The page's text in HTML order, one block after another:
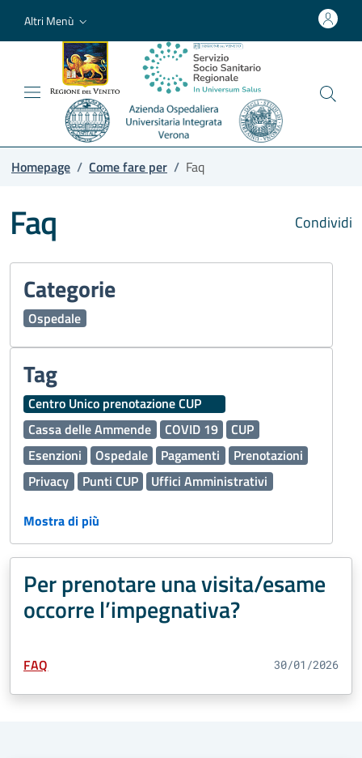
Altri Menù
Homepage / Come fare per / Faq
Condividi
Faq
Categorie
Ospedale
Tag
Centro Unico prenotazione CUP
Cassa delle Ammende
COVID 19
CUP
Esenzioni
Ospedale Pagamenti
Prenotazioni
Privacy
Punti CUP
Uffici Amministrativi
Mostra di più
Per prenotare una visita/esame
occorre l’impegnativa?
Tipo Contenuto:
FAQ 30/01/2026